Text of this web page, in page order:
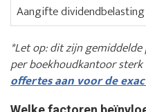
Aangifte dividendbelasting
*Let op: dit zijn
per boekhoudkantoor sterk
offertes aan voor de